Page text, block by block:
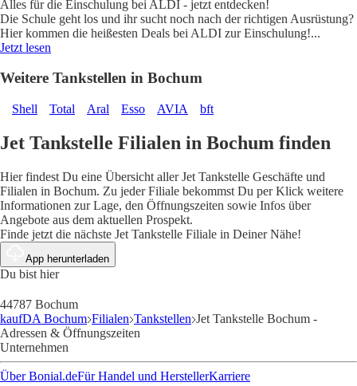
Alles für die Einschulung bei ALDI - jetzt entdecken!
Die Schule geht los und ihr sucht noch nach der richtigen Ausrüstung?
Hier kommen die heißesten Deals bei ALDI zur Einschulung!...
Jetzt lesen
Weitere Tankstellen in Bochum
Shell Total Aral Esso AVIA bft
Jet Tankstelle Filialen in Bochum finden
Hier findest Du eine Übersicht aller Jet Tankstelle Geschäfte und
Filialen in Bochum. Zu jeder Filiale bekommst Du per Klick weitere
Informationen zur Lage, den Öffnungszeiten sowie Infos über
Angebote aus dem aktuellen Prospekt.
Finde jetzt die nächste Jet Tankstelle Filiale in Deiner Nähe!
App herunterladen
Du bist hier
44787 Bochum
kaufDA Bochum Filialen Tankstellen Jet Tankstelle Bochum -
Adressen & Öffnungszeiten
Unternehmen
Über Bonial.deFür Handel und HerstellerKarriere